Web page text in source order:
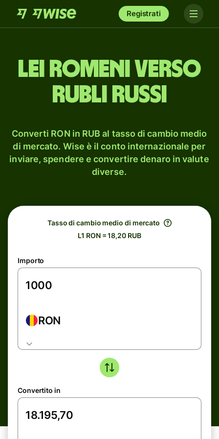
Registrati
lei romeni verso
rubli russi
Converti RON in RUB al tasso di cambio medio
di mercato. Wise è il conto internazionale per
inviare, spendere e convertire denaro in valute
diverse.
Tasso di cambio medio di mercato
L1 RON = 18,20 RUB
Importo
RON
Convertito in